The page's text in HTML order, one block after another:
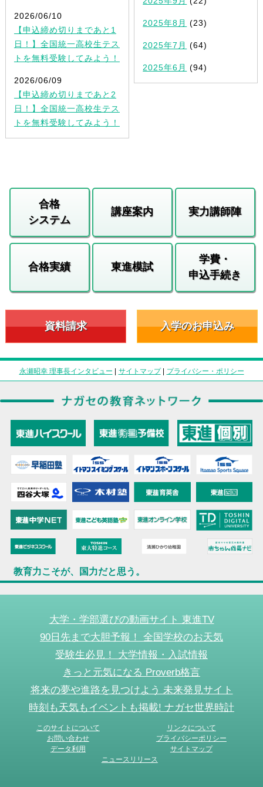
2026/06/10
【申込締め切りまであと1
日！】全国統一高校生テス
トを無料受験してみよう！
2026/06/09
【申込締め切りまであと2
日！】全国統一高校生テス
トを無料受験してみよう！
2025年8月 (23)
2025年7月 (64)
2025年6月 (94)
合格
システム
講座案内 実力講師陣
合格実績 東進模試
学費・
申込手続き
資料請求 入学のお申込み
永瀬昭幸 理事長インタビュー | サイトマップ| プライバシー・ポリシー
教育力こそが、国力だと思う。
大学・学部選びの動画サイト 東進TV
90日先まで大胆予報！ 全国学校のお天気
受験生必見！ 大学情報・入試情報
きっと元気になる Proverb格言
将来の夢や進路を見つけよう 未来発見サイト
時刻も天気もイベントも掲載! ナガセ世界時計
このサイトについて
リンクについて
お問い合わせ
プライバシーポリシー
データ利用
サイトマップ
ニュースリリース